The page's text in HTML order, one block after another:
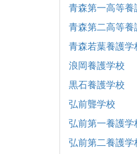
青森第一高等養
青森第二高等養
青森若葉養護学
浪岡養護学校
黒石養護学校
弘前聾学校
弘前第一養護学
弘前第二養護学